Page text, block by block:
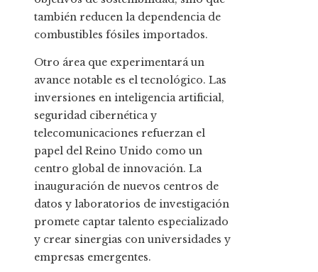
también reducen la dependencia de
combustibles fósiles importados.
Otro área que experimentará un
avance notable es el tecnológico. Las
inversiones en inteligencia artificial,
seguridad cibernética y
telecomunicaciones refuerzan el
papel del Reino Unido como un
centro global de innovación. La
inauguración de nuevos centros de
datos y laboratorios de investigación
promete captar talento especializado
y crear sinergias con universidades y
empresas emergentes.